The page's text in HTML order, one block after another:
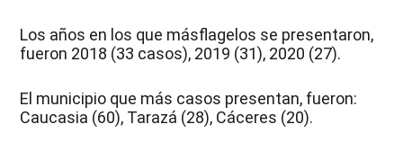
Los años en los que másflagelos se presentaron,
fueron 2018 (33 casos), 2019 (31), 2020 (27).
El municipio que más casos presentan, fueron:
Caucasia (60), Tarazá (28), Cáceres (20).